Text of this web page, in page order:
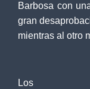
Barbosa con
gran
mientras al otro
Los